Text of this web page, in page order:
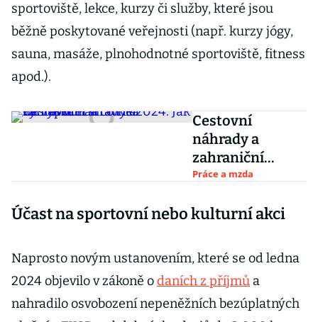
sportoviště, lekce, kurzy či služby, které jsou
běžně poskytované veřejnosti (např. kurzy jógy,
sauna, masáže, plnohodnotné sportoviště, fitness
apod.).
Cestovní
náhrady a
zahraniční
stravné 2024:
co říká vyhláška
Práce a mzda
Účast na sportovní nebo kulturní akci
Naprosto novým ustanovením, které se od ledna
2024 objevilo v zákoně odaních z příjmů a
nahradilo osvobození nepeněžních bezúplatných